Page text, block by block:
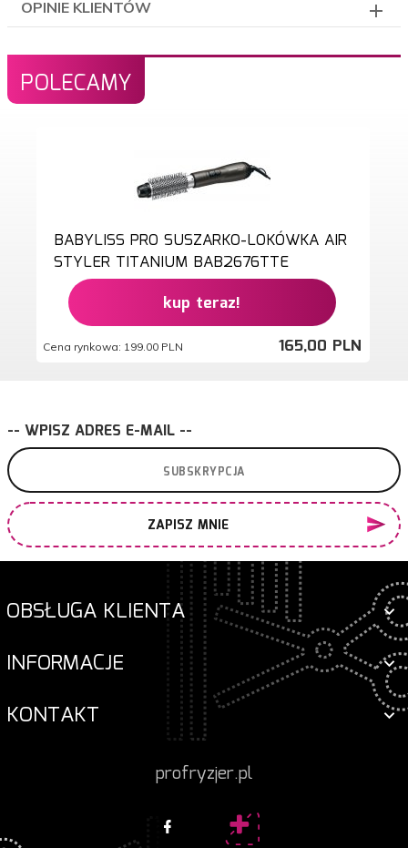
OPINIE KLIENTÓW
POLECAMY
BABYLISS PRO SUSZARKO-LOKÓWKA AIR
STYLER TITANIUM BAB2676TTE
kup teraz!
165,00 PLN
Cena rynkowa: 199.00 PLN
-- WPISZ ADRES E-MAIL --
ZAPISZ MNIE
OBSŁUGA KLIENTA
INFORMACJE
KONTAKT
profryzjer.pl